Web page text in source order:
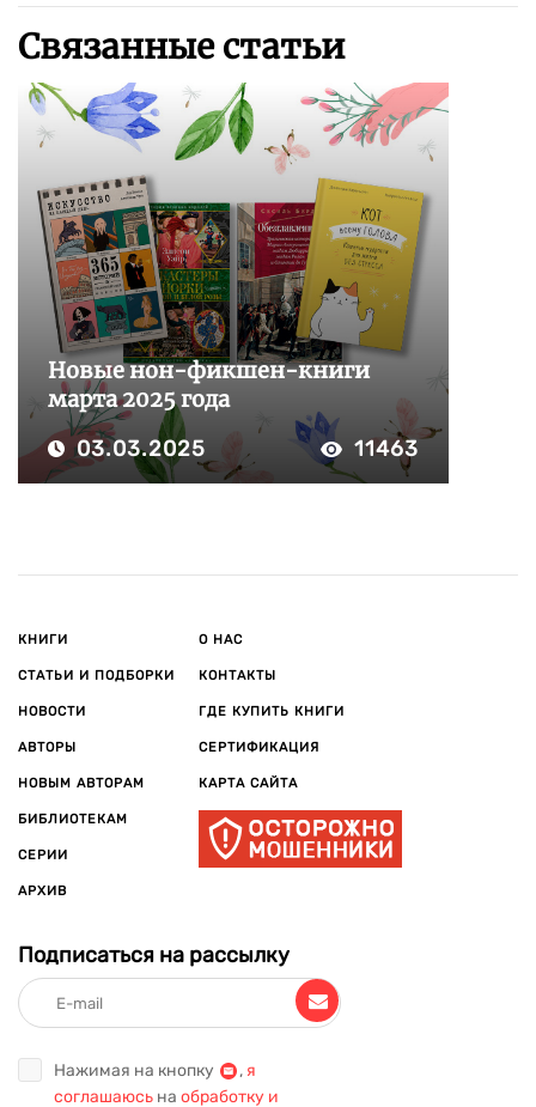
Связанные статьи
Новые нон-фикшен-книги
марта 2025 года
03.03.2025 11463
КНИГИ
СТАТЬИ И ПОДБОРКИ
НОВОСТИ
АВТОРЫ
НОВЫМ АВТОРАМ
БИБЛИОТЕКАМ
СЕРИИ
АРХИВ
О НАС
КОНТАКТЫ
ГДЕ КУПИТЬ КНИГИ
СЕРТИФИКАЦИЯ
КАРТА САЙТА
Подписаться на рассылку
Нажимая на кнопку , я
соглашаюсь на обработку и